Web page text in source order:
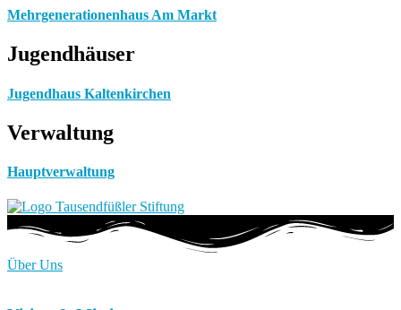
Mehrgenerationenhaus Am Markt
Jugendhäuser
Jugendhaus Kaltenkirchen
Verwaltung
Hauptverwaltung
Über Uns